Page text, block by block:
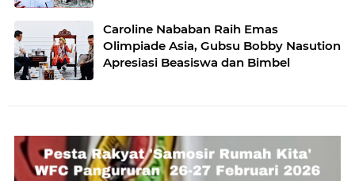
Caroline Nababan Raih Emas
Olimpiade Asia, Gubsu Bobby Nasution
Apresiasi Beasiswa dan Bimbel